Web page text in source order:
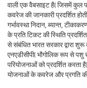
वाली एक वैबसाइट है (जिसमें कुल
कवरेज की जानकारी प्रदर्शित
गर्भावस्था निदान, ब्यान्त,
के प्रति टिकट की स्थिति
से संबंधित भारत सरकार द्वारा
एनएडीसीपी (भौगोलिक रूप से पशु
परियोजनाओं को प्रदर्शित करता
योजनाओं के कवरेज और प्रगति की